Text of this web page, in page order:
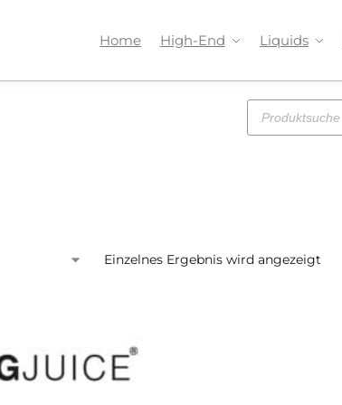
Home High-End Liquids
Einzelnes Ergebnis wird angezeigt